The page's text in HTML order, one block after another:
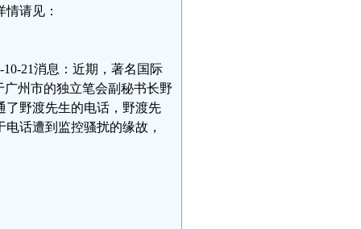
请见：
21消息：近期，著名国际
州市的独立笔会副秘书长野
了野渡先生的电话，野渡先
话遭到监控骚扰的缘故，